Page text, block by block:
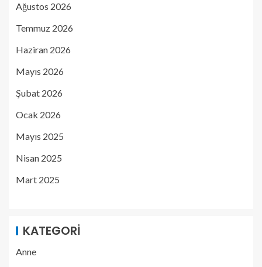
Ağustos 2026
Temmuz 2026
Haziran 2026
Mayıs 2026
Şubat 2026
Ocak 2026
Mayıs 2025
Nisan 2025
Mart 2025
KATEGORI
Anne